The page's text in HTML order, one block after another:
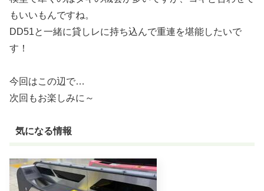
もいいもんですね。
DD51と一緒に貸しレに持ち込んで重連を堪能したいで
す！
今回はこの辺で…
次回もお楽しみに～
気になる情報